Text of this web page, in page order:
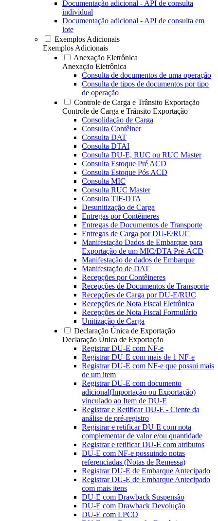
Documentação adicional - API de consulta
individual
Documentação adicional - API de consulta em
lote
Exemplos Adicionais
Exemplos Adicionais
Anexação Eletrônica
Anexação Eletrônica
Consulta de documentos de uma operação
Consulta de tipos de documentos por tipo
de operação
Controle de Carga e Trânsito Exportação
Controle de Carga e Trânsito Exportação
Consolidação de Carga
Consulta Contêiner
Consulta DAT
Consulta DTAI
Consulta DU-E, RUC ou RUC Master
Consulta Estoque Pré ACD
Consulta Estoque Pós ACD
Consulta MIC
Consulta RUC Master
Consulta TIF-DTA
Desunitização de Carga
Entregas por Contêineres
Entregas de Documentos de Transporte
Entregas de Carga por DU-E/RUC
Manifestação Dados de Embarque para
Exportação de um MIC/DTA Pré-ACD
Manifestação de dados de Embarque
Manifestação de DAT
Recepções por Contêineres
Recepções de Documentos de Transporte
Recepções de Carga por DU-E/RUC
Recepções de Nota Fiscal Eletrônica
Recepções de Nota Fiscal Formulário
Unitização de Carga
Declaração Única de Exportação
Declaração Única de Exportação
Registrar DU-E com NF-e
Registrar DU-E com mais de 1 NF-e
Registrar DU-E com NF-e que possui mais
de um item
Registrar DU-E com documento
adicional(Importação ou Exportação)
vinculado ao Item de DU-E
Registrar e Retificar DU-E - Ciente da
análise de pré-registro
Registrar e retificar DU-E com nota
complementar de valor e/ou quantidade
Registrar e retificar DU-E com atributos
DU-E com NF-e possuindo notas
referenciadas (Notas de Remessa)
Registrar DU-E de Embarque Antecipado
Registrar DU-E de Embarque Antecipado
com mais itens
DU-E com Drawback Suspensão
DU-E com Drawback Devolução
DU-E com LPCO